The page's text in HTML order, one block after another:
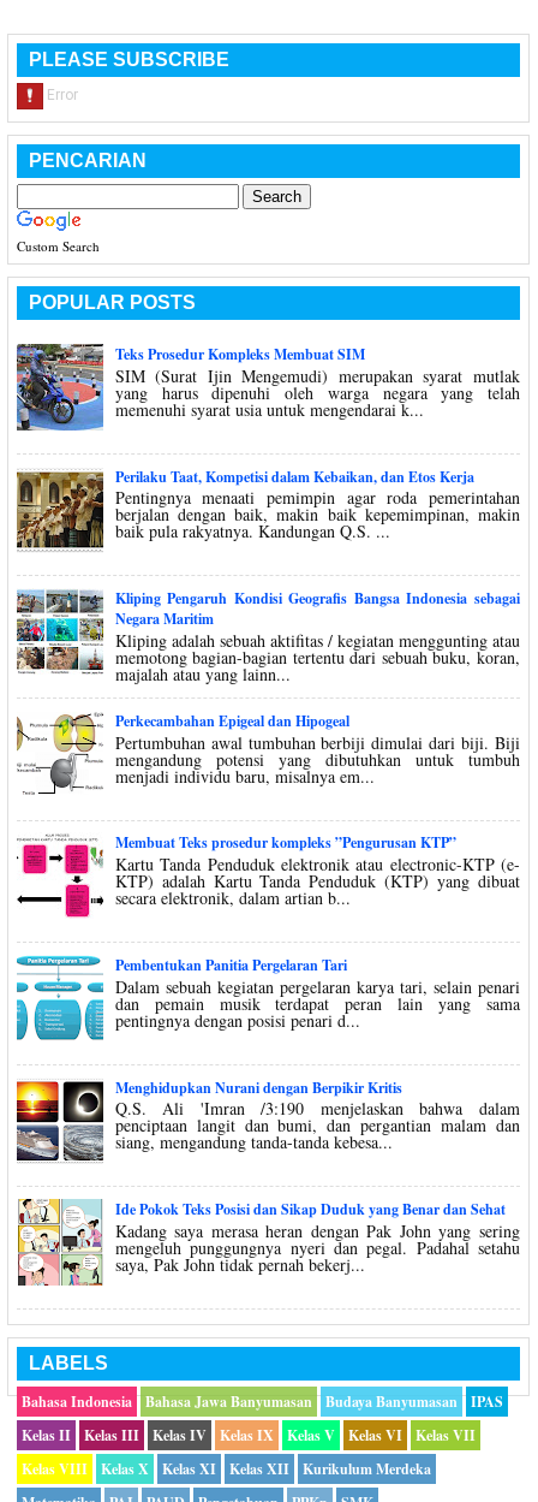
PLEASE SUBSCRIBE
PENCARIAN
Custom Search
POPULAR POSTS
Teks Prosedur Kompleks Membuat SIM
SIM (Surat Ijin Mengemudi) merupakan syarat mutlak
yang harus dipenuhi oleh warga negara yang telah
memenuhi syarat usia untuk mengendarai k...
Perilaku Taat, Kompetisi dalam Kebaikan, dan Etos Kerja
Pentingnya menaati pemimpin agar roda pemerintahan
berjalan dengan baik, makin baik kepemimpinan, makin
baik pula rakyatnya. Kandungan Q.S. ...
Kliping Pengaruh Kondisi Geografis Bangsa Indonesia sebagai
Negara Maritim
Kliping adalah sebuah aktifitas / kegiatan menggunting atau
memotong bagian-bagian tertentu dari sebuah buku, koran,
majalah atau yang lainn...
Perkecambahan Epigeal dan Hipogeal
Pertumbuhan awal tumbuhan berbiji dimulai dari biji. Biji
mengandung potensi yang dibutuhkan untuk tumbuh
menjadi individu baru, misalnya em...
Membuat Teks prosedur kompleks ”Pengurusan KTP”
Kartu Tanda Penduduk elektronik atau electronic-KTP (e-
KTP) adalah Kartu Tanda Penduduk (KTP) yang dibuat
secara elektronik, dalam artian b...
Pembentukan Panitia Pergelaran Tari
Dalam sebuah kegiatan pergelaran karya tari, selain penari
dan pemain musik terdapat peran lain yang sama
pentingnya dengan posisi penari d...
Menghidupkan Nurani dengan Berpikir Kritis
Q.S. Ali 'Imran /3:190 menjelaskan bahwa dalam
penciptaan langit dan bumi, dan pergantian malam dan
siang, mengandung tanda-tanda kebesa...
Ide Pokok Teks Posisi dan Sikap Duduk yang Benar dan Sehat
Kadang saya merasa heran dengan Pak John yang sering
mengeluh punggungnya nyeri dan pegal. Padahal setahu
saya, Pak John tidak pernah bekerj...
LABELS
Bahasa Indonesia
Bahasa Jawa Banyumasan Budaya Banyumasan
IPAS
Kelas II
Kelas III Kelas IV Kelas IX Kelas V Kelas VI
Kelas VII
Kelas VIII
Kelas X Kelas XI Kelas XII
Kurikulum Merdeka